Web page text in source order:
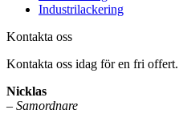
Industrilackering
Kontakta oss
Kontakta oss idag för en fri offert.
Nicklas
– Samordnare